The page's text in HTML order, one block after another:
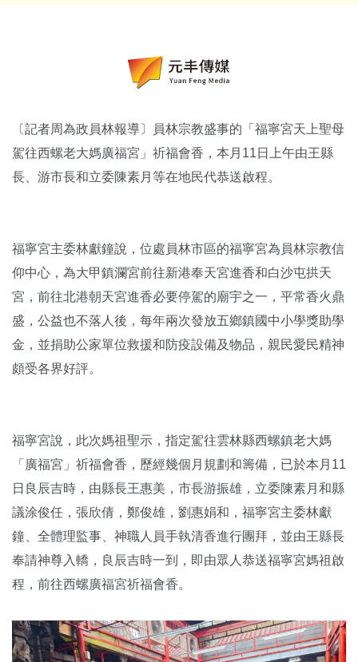
〔記者周為政員林報導〕員林宗教盛事的「福寧宮天上聖母
駕往西螺老大媽廣福宮」祈福會香，本月11日上午由王縣
長、游市長和立委陳素月等在地民代恭送啟程。
福寧宮主委林獻鐘說，位處員林市區的福寧宮為員林宗教信
仰中心，為大甲鎮瀾宮前往新港奉天宮進香和白沙屯拱天
宮，前往北港朝天宮進香必要停駕的廟宇之一，平常香火鼎
盛，公益也不落人後，每年兩次發放五鄉鎮國中小學獎助學
金，並捐助公家單位救援和防疫設備及物品，親民愛民精神
頗受各界好評。
福寧宮說，此次媽祖聖示，指定駕往雲林縣西螺鎮老大媽
「廣福宮」祈福會香，歷經幾個月規劃和籌備，已於本月11
日良辰吉時，由縣長王惠美，市長游振雄，立委陳素月和縣
議涂俊任，張欣倩，鄭俊雄，劉惠娟和，福寧宮主委林獻
鐘、全體理監事、神職人員手執清香進行團拜，並由王縣長
奉請神尊入轎，良辰吉時一到，即由眾人恭送福寧宮媽祖啟
程，前往西螺廣福宮祈福會香。